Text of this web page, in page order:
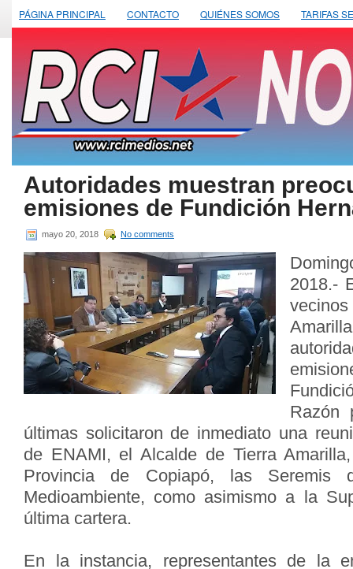
PÁGINA PRINCIPAL CONTACTO QUIÉNES SOMOS TARIFAS
Autoridades muestran
emisiones de Fundición
mayo 20, 2018 No comments
2018.-
vecinos
Razón
últimas solicitaron de inmediato una
de ENAMI, el Alcalde de Tierra
Provincia de Copiapó, las Seremis
Medioambiente, como asimismo a la
última cartera.
En la instancia, representantes de la